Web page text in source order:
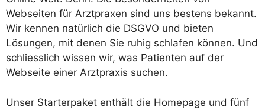
Webseiten für Arztpraxen sind uns bestens bekannt.
Wir kennen natürlich die DSGVO und bieten
Lösungen, mit denen Sie ruhig schlafen können. Und
schliesslich wissen wir, was Patienten auf der
Webseite einer Arztpraxis suchen.
Unser Starterpaket enthält die Homepage und fünf